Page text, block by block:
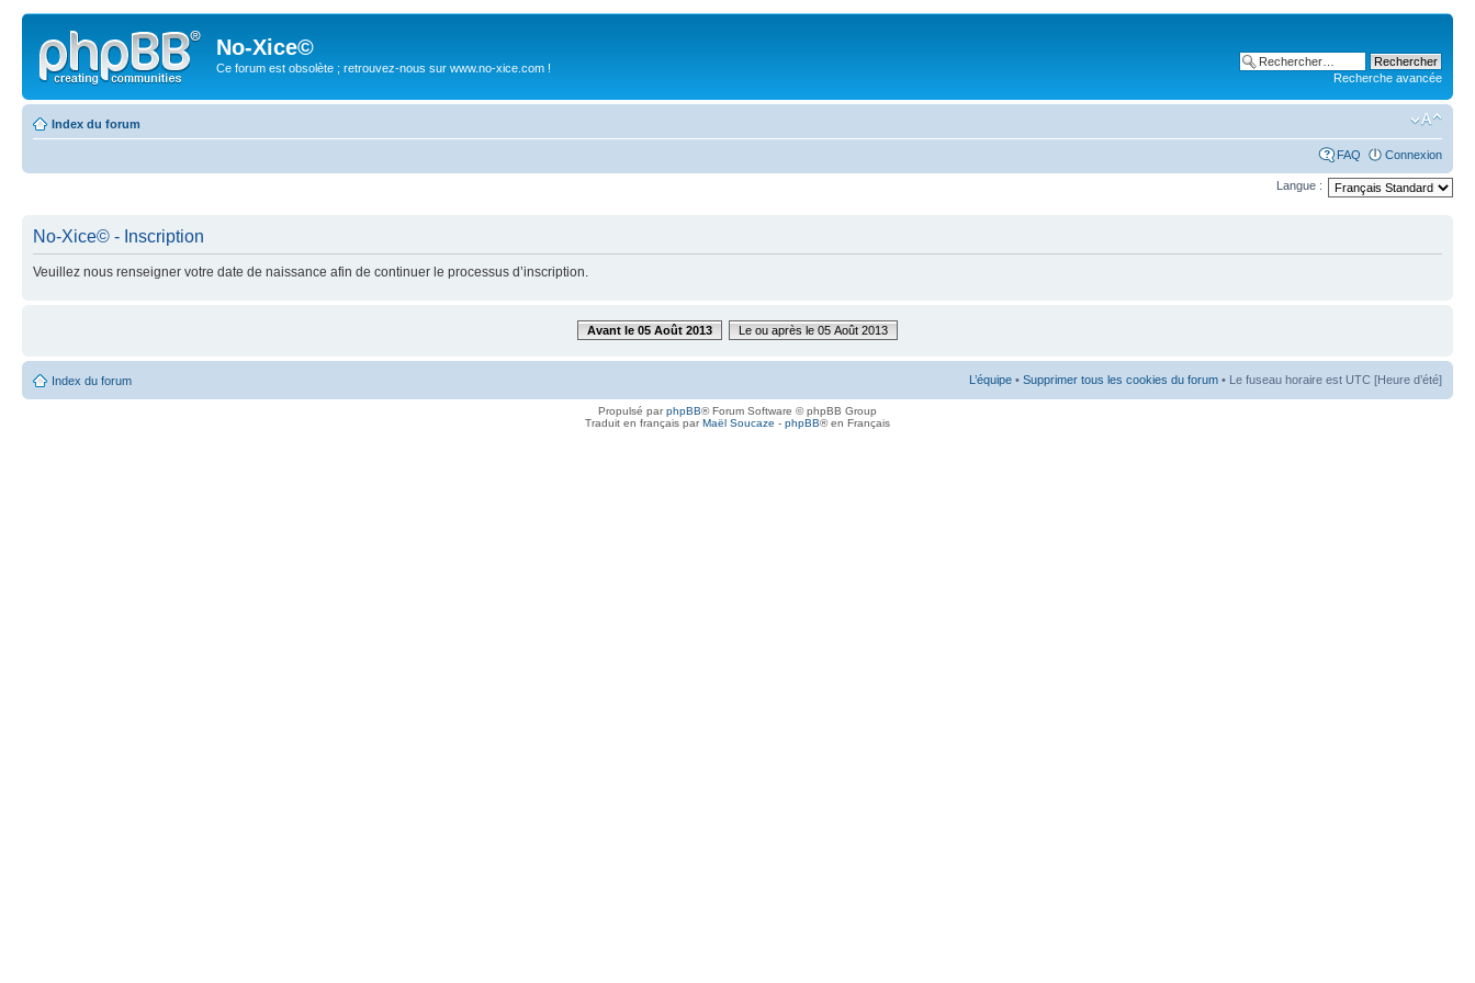
No-Xice©
Ce forum est obsolète ; retrouvez-nous sur www.no-xice.com !
Recherche avancée
Index du forum
FAQ Connexion
Langue :
No-Xice© - Inscription
Veuillez nous renseigner votre date de naissance afin de continuer le processus d’inscription.
Avant le 05 Août 2013 Le ou après le 05 Août 2013
Index du forum L’équipe • Supprimer tous les cookies du forum • Le fuseau horaire est UTC [Heure d’été]
Propulsé parphpBB® Forum Software © phpBB Group
Traduit en français parMaël Soucaze - phpBB® en Français